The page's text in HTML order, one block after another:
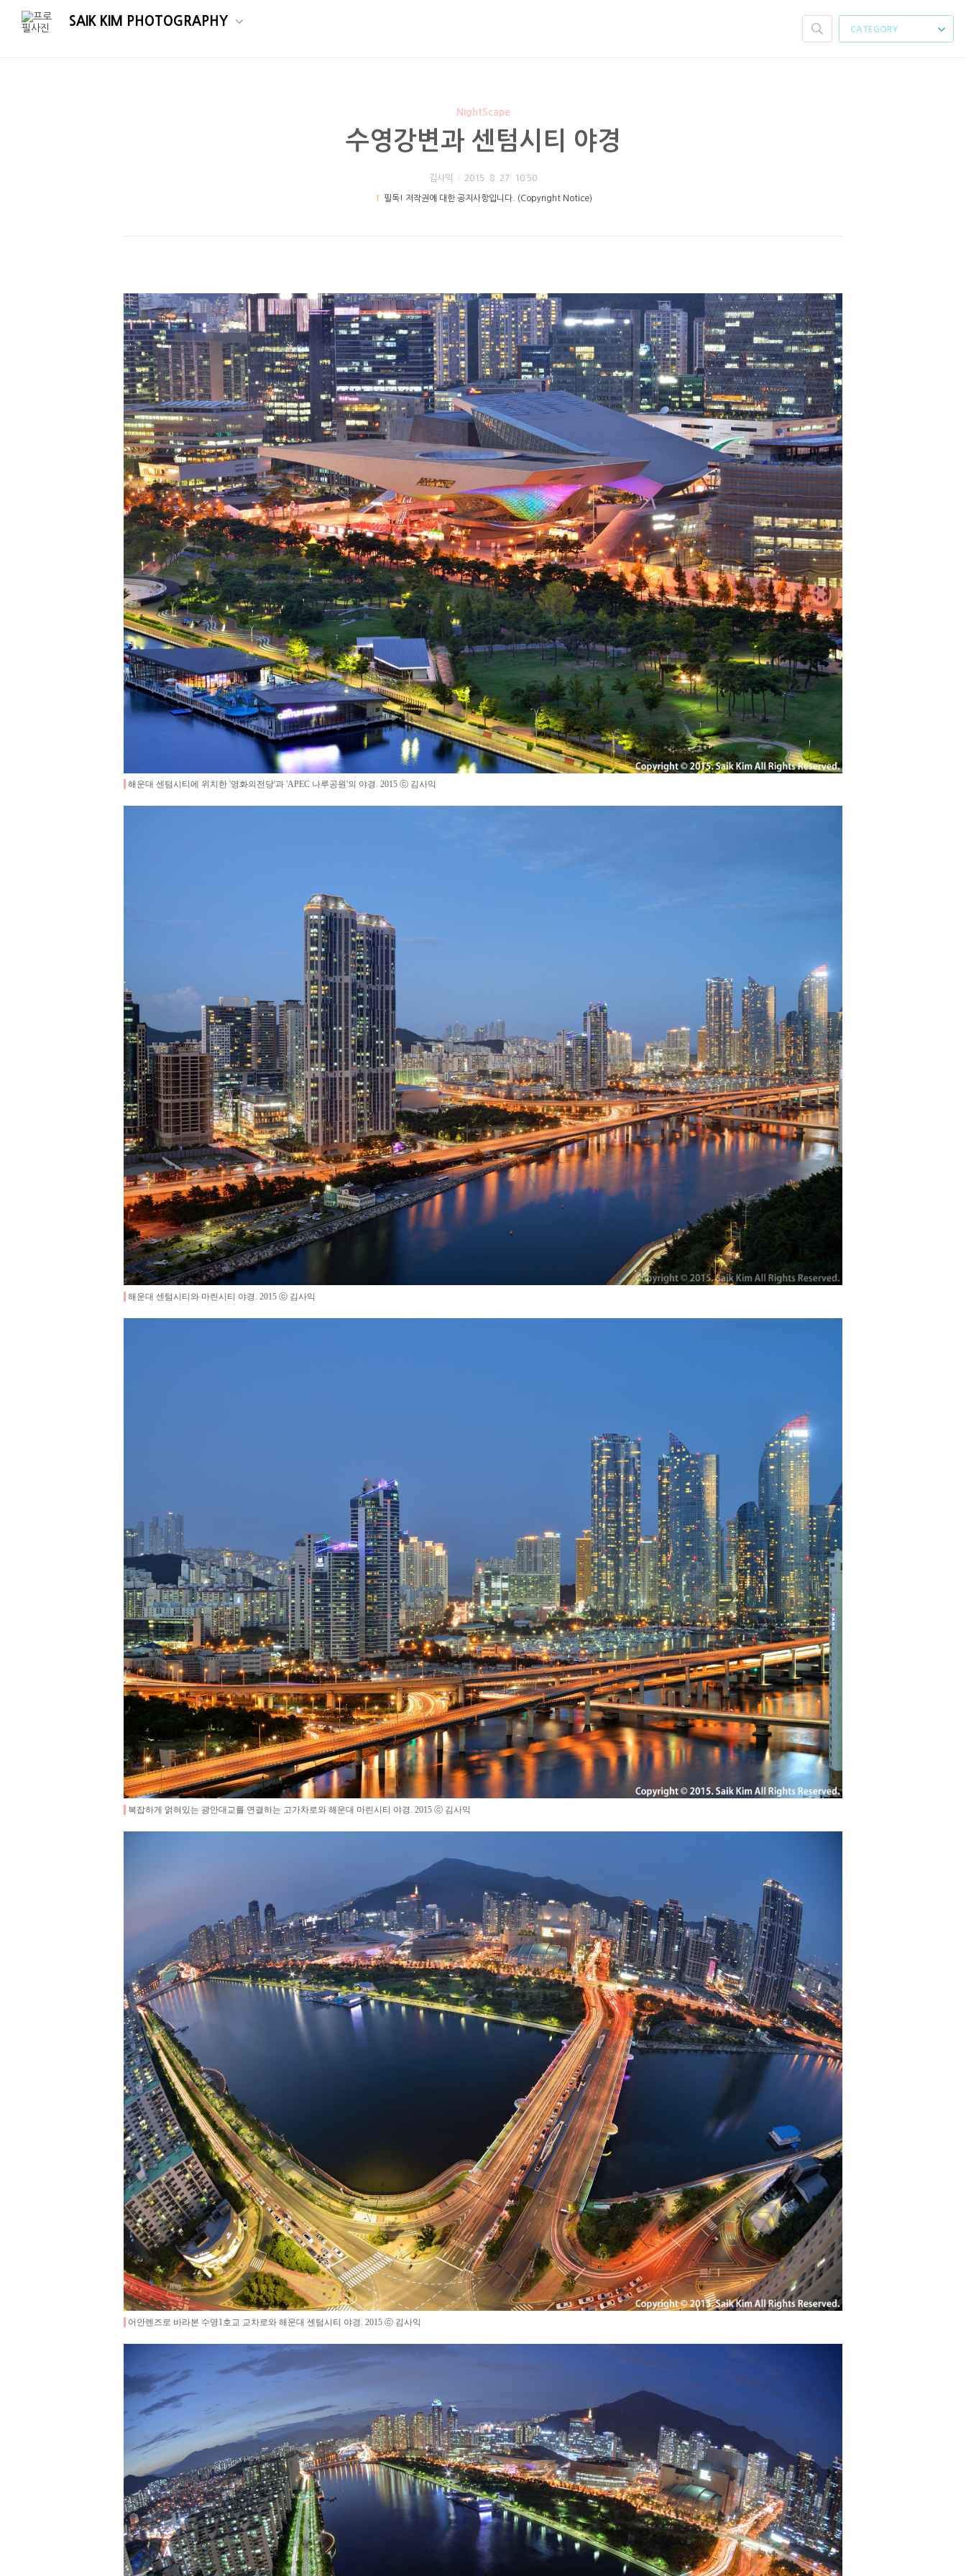
SAIK KIM PHOTOGRAPHY
CATEGORY
NightScape
수영강변과 센텀시티 야경
김사익 2015. 8. 27. 10:50
！ 필독! 저작권에 대한 공지사항입니다. (Copyright Notice)
해운대 센텀시티에 위치한 '영화의전당'과 'APEC 나루공원'의 야경 2015 ⓒ 김사익
해운대 센텀시티와 마린시티 야경. 2015 ⓒ 김사익
복잡하게 얽혀있는 광안대교를 연결하는 고가차로와 해운대 마린시티 야경 2015 ⓒ 김사익
어안렌즈로 바라본 수영1호교 교차로와 해운대 센텀시티 야경. 2015 ⓒ 김사익